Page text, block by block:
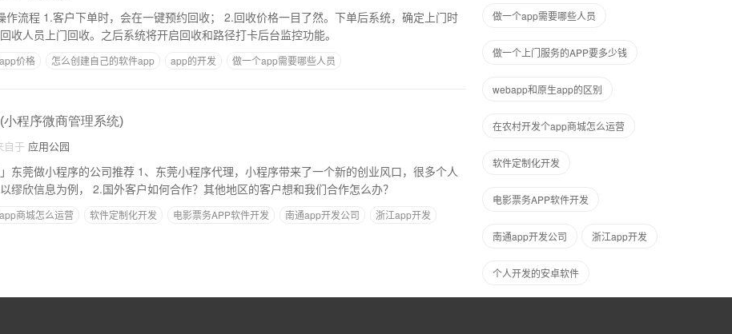
然。下单后系统，确定上门时
收人员上门回收。之后系统将开启回收和路径打卡后台监控功能。
价格 怎么创建自己的软件app app的开发
做一个app需要哪些人员
程序微商管理系统)
自于 应用公园
1、东莞小程序代理，小程序带来了一个新的创业风口，很多个人
出现在东莞代理，以缪欣信息为例， 2.国外客户如何合作？其他地区的客户想和我们合作怎么办？
商城怎么运营 软件定制化开发 电影票务APP软件开发 南通app开发公司
浙江app开发
做一个app需要哪些人员
做一个上门服务的APP要多少钱
webapp和原生app的区别
在农村开发个app商城怎么运营
软件定制化开发
电影票务APP软件开发
南通app开发公司 浙江app开发
个人开发的安卓软件